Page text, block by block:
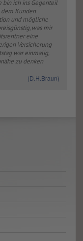
bin ich ins Gegenteil
Kunden
und mögliche
was mir
eine
Versicherung
war einmalig,
zu denken
(D.H.Braun)